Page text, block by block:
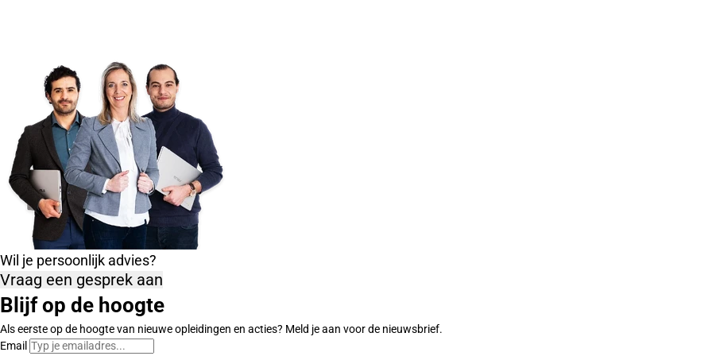
Wil je persoonlijk advies?
Vraag een gesprek aan
Blijf op de hoogte
Als eerste op de hoogte van nieuwe opleidingen en acties? Meld je aan voor de nieuwsbrief.
Email